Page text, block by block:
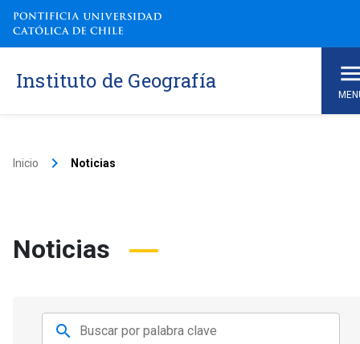
Instituto de Geografía
Inicio keyboard_arrow_right Noticias
Noticias
search